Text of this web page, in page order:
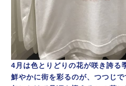
4月は色とりどりの花が咲き誇る
鮮やかに街を彩るのが、つつじ